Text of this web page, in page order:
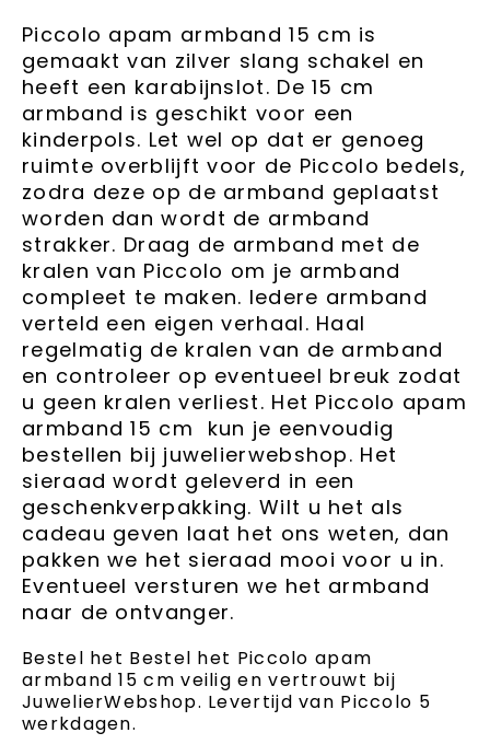
Piccolo apam armband 15 cm is
gemaakt van zilver slang schakel en
heeft een karabijnslot. De 15 cm
armband is geschikt voor een
kinderpols. Let wel op dat er genoeg
ruimte overblijft voor de Piccolo bedels,
zodra deze op de armband geplaatst
worden dan wordt de armband
strakker. Draag de armband met de
kralen van Piccolo om je armband
compleet te maken. Iedere armband
verteld een eigen verhaal. Haal
regelmatig de kralen van de armband
en controleer op eventueel breuk zodat
u geen kralen verliest. Het Piccolo apam
armband 15 cm kun je eenvoudig
bestellen bij juwelierwebshop. Het
sieraad wordt geleverd in een
geschenkverpakking. Wilt u het als
cadeau geven laat het ons weten, dan
pakken we het sieraad mooi voor u in.
Eventueel versturen we het armband
naar de ontvanger.
Bestel het Bestel het Piccolo apam
armband 15 cm veilig en vertrouwt bij
JuwelierWebshop. Levertijd van Piccolo 5
werkdagen.